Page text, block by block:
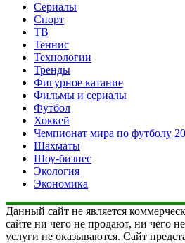
Сериалы
Спорт
ТВ
Теннис
Технологии
Тренды
Фигурное катание
Фильмы и сериалы
Футбол
Хоккей
Чемпионат мира по футболу
Шахматы
Шоу-бизнес
Экология
Экономика
Данный сайт не является
сайте ни чего не продают, ни чего
услуги не оказываются. Сайт